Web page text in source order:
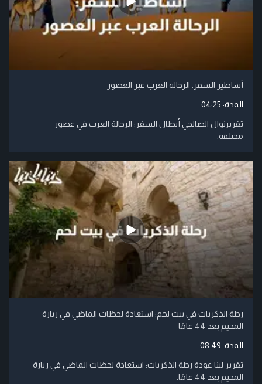
أساطير السفر: الرحالة العرب عبر العصور
المدة: 04:25
تقريرنوال الصالحي أبطال السفر: الرحالة العرب في عصور
مختلفة.
رحلة الذكريات في بيت لحم: استعادة لحظات الماضي في زيارة
المخيم بعد 44 عامًا
المدة: 08:49
تقرير لينا عودة رحلة الذكريات: استعادة لحظات الماضي في زيارة
المخيم بعد 44 عامًا.